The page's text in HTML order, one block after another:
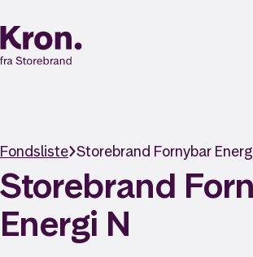
Fondsliste Storebrand Fornybar
Storebrand
Energi N